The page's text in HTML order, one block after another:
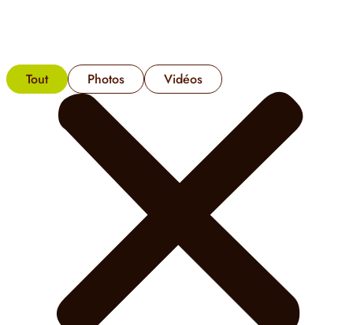
Tout Photos Vidéos